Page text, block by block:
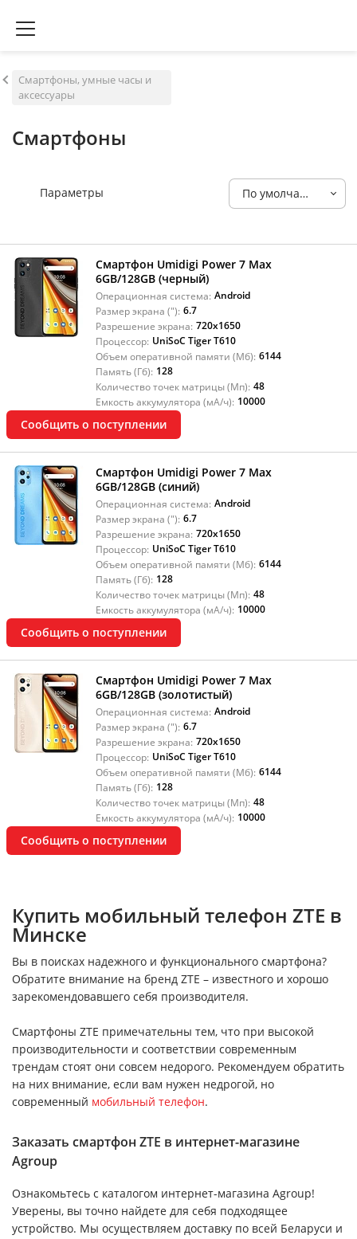
Смартфоны, умные часы и
аксессуары
Смартфоны
Параметры По умолчанию
Смартфон Umidigi Power 7 Max
6GB/128GB (черный)
Операционная система: Android
Размер экрана ("): 6.7
Разрешение экрана: 720x1650
Процессор: UniSoC Tiger T610
Объем оперативной памяти (Мб): 6144
Память (Гб): 128
Количество точек матрицы (Мп): 48
Емкость аккумулятора (мА/ч): 10000
Сообщить о поступлении
Смартфон Umidigi Power 7 Max
6GB/128GB (синий)
Операционная система: Android
Размер экрана ("): 6.7
Разрешение экрана: 720x1650
Процессор: UniSoC Tiger T610
Объем оперативной памяти (Мб): 6144
Память (Гб): 128
Количество точек матрицы (Мп): 48
Емкость аккумулятора (мА/ч): 10000
Сообщить о поступлении
Смартфон Umidigi Power 7 Max
6GB/128GB (золотистый)
Операционная система: Android
Размер экрана ("): 6.7
Разрешение экрана: 720x1650
Процессор: UniSoC Tiger T610
Объем оперативной памяти (Мб): 6144
Память (Гб): 128
Количество точек матрицы (Мп): 48
Емкость аккумулятора (мА/ч): 10000
Сообщить о поступлении
Купить мобильный телефон ZTE в
Минске
Вы в поисках надежного и функционального смартфона?
Обратите внимание на бренд ZTE – известного и хорошо
зарекомендовавшего себя производителя.
Смартфоны ZTE примечательны тем, что при высокой
производительности и соответствии современным
трендам стоят они совсем недорого. Рекомендуем обратить
на них внимание, если вам нужен недрогой, но
современный мобильный телефон.
Заказать смартфон ZTE в интернет-магазине
Agroup
Ознакомьтесь с каталогом интернет-магазина Agroup!
Уверены, вы точно найдете для себя подходящее
устройство. Мы осуществляем доставку по всей Беларуси и